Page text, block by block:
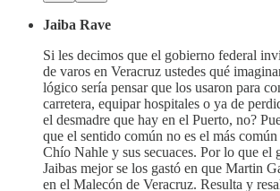
Jaiba Rave
Si les decimos que el gobierno federal
de varos en Veracruz ustedes qué
lógico sería pensar que los usaron para
carretera, equipar hospitales o ya de
el desmadre que hay en el Puerto, no?
que el sentido común no es el más
Chío Nahle y sus secuaces. Por lo que el
Jaibas mejor se los gastó en que Martin
en el Malecón de Veracruz. Resulta y